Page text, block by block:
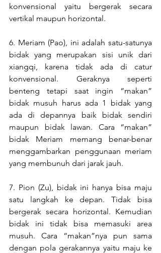
konvensional yaitu bergerak secara
vertikal maupun horizontal.
6. Meriam (Pao), ini adalah satu-satunya
bidak yang merupakan sisi unik dari
xiangqi, karena tidak ada di catur
konvensional. Geraknya seperti
benteng tetapi saat ingin “makan”
bidak musuh harus ada 1 bidak yang
ada di depannya baik bidak sendiri
maupun bidak lawan. Cara “makan”
bidak Meriam memang benar-benar
menggambarkan penggunaan meriam
yang membunuh dari jarak jauh.
7. Pion (Zu), bidak ini hanya bisa maju
satu langkah ke depan. Tidak bisa
bergerak secara horizontal. Kemudian
bidak ini tidak bisa memasuki area
musuh. Cara “makan”nya pun sama
dengan pola gerakannya yaitu maju ke